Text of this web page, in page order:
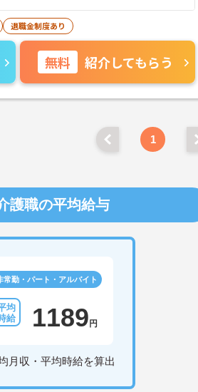
退職金制度あり
無料 紹介してもらう
1
護職の平均給与
常勤・パート・アルバイト
1189 円
月収・平均時給を算出